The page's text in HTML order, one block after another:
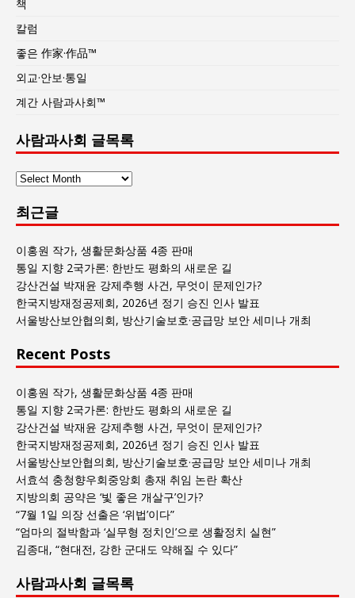
책
칼럼
좋은 作家·作品™
외교·안보·통일
계간 사람과사회™
사람과사회 글목록
사
과
사
회
글
목
록
최근글
이홍원 작가, 생활문화상품 4종 판매
통일 지향 2국가론: 한반도 평화의 새로운 길
강산건설 박재윤 강제추행 사건, 무엇이 문제인가?
한국지방재정공제회, 2026년 정기 승진 인사 발표
서울방산보안협의회, 방산기술보호·공급망 보안 세미나 개최
Recent Posts
이홍원 작가, 생활문화상품 4종 판매
통일 지향 2국가론: 한반도 평화의 새로운 길
강산건설 박재윤 강제추행 사건, 무엇이 문제인가?
한국지방재정공제회, 2026년 정기 승진 인사 발표
서울방산보안협의회, 방산기술보호·공급망 보안 세미나 개최
서효석 충청향우회중앙회 총재 취임 논란 확산
지방의회 공약은 ‘빛 좋은 개살구’인가?
“7월 1일 의장 선출은 ‘위법’이다”
“엄마의 절박함과 ‘실무형 정치인’으로 생활정치 실현”
김종대, “현대전, 강한 군대도 약해질 수 있다”
사람과사회 글목록